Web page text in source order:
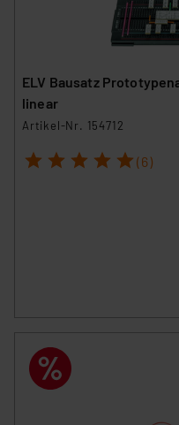
ELV Bausatz
linear
Artikel-Nr. 154712
1 2 3 4 5 (6)